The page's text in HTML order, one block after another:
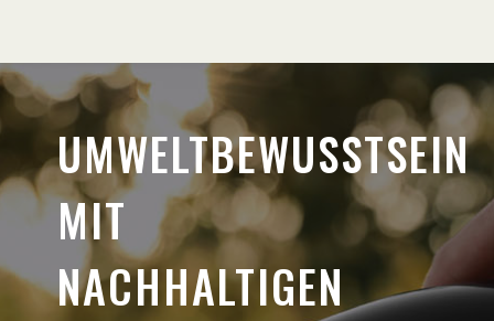
UMWELTBEWUSSTSEIN
MIT
NACHHALTIGEN